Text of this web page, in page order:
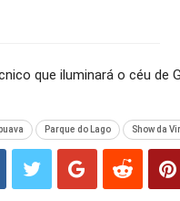
que iluminará o céu de
Parque do Lago Show da